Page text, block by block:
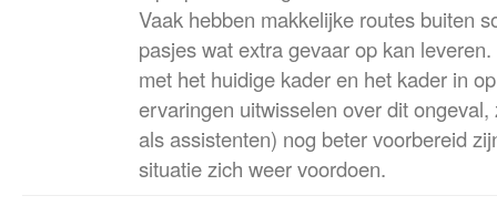
Vaak hebben makkelijke routes buiten
pasjes wat extra gevaar op kan
met het huidige kader en het kader in
ervaringen uitwisselen over dit
als assistenten) nog beter voorbereid
situatie zich weer voordoen.